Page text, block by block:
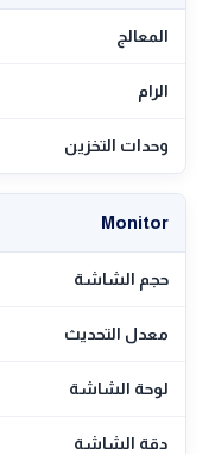
المعالج
الرام
وحدات التخزين
Monitor
حجم الشاشة
معدل التحديث
لوحة الشاشة
دقة الشاشة